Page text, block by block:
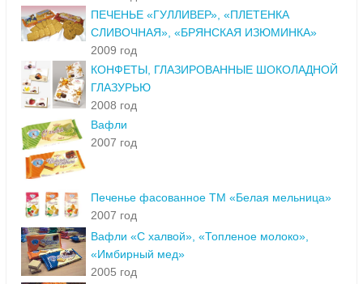
ПЕЧЕНЬЕ «ГУЛЛИВЕР», «ПЛЕТЕНКА
СЛИВОЧНАЯ», «БРЯНСКАЯ ИЗЮМИНКА»
2009 год
КОНФЕТЫ, ГЛАЗИРОВАННЫЕ ШОКОЛАДНОЙ
ГЛАЗУРЬЮ
2008 год
Вафли
2007 год
Печенье фасованное ТМ «Белая мельница»
2007 год
Вафли «С халвой», «Топленое молоко»,
«Имбирный мед»
2005 год